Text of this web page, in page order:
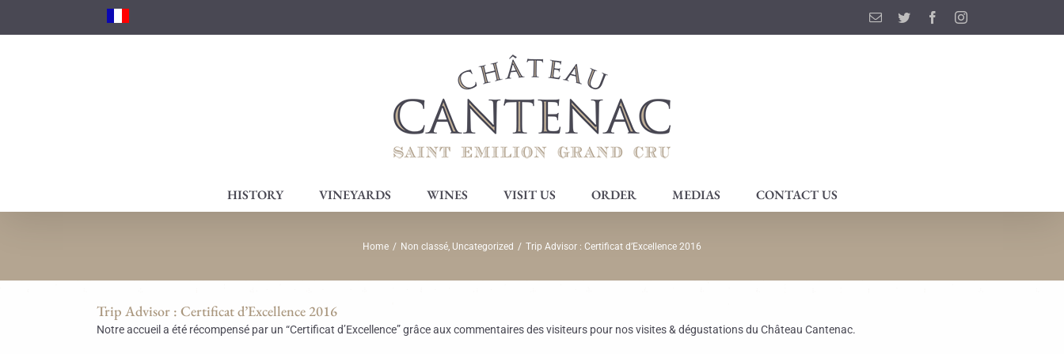
EmailTwitter FacebookInstagram
HISTORY VINEYARDS WINES VISIT US ORDER MEDIAS CONTACT US
Home / Non classé Uncategorized / Trip Advisor : Certificat d’Excellence 2016
Trip Advisor : Certificat d’Excellence 2016
Notre accueil a été récompensé par un “Certificat d’Excellence” grâce aux commentaires des visiteurs pour nos visites & dégustations du Château Cantenac.